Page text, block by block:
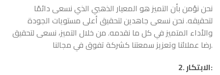
نحن نؤمن بأن التميز هو المعيار الذهبي الذي نسعى دائمًا
لتحقيقه. نحن نسعى جاهدين لتحقيق أعلى مستويات الجودة
والأداء المتميز في كل ما نقدمه. من خلال التميز، نسعى لتحقيق
رضا عملائنا وتعزيز سمعتنا كشركة تفوق في مجالنا.
2.الابتكار: